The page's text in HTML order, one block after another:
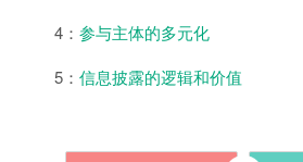
4： 参与主体的多元化
5： 信息披露的逻辑和价值